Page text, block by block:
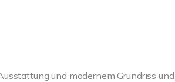
und modernem Grundriss und